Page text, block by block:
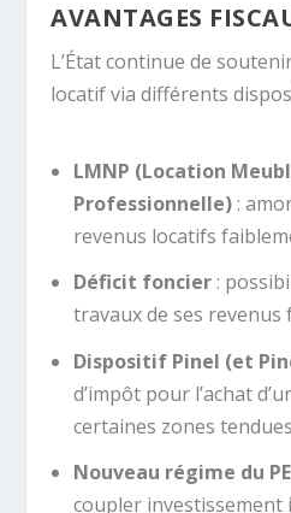
AVANTAGES
L’État continue de
locatif via différents
LMNP (Location
Professionnelle):
revenus locatifs
Déficit foncier:
travaux de ses revenus
Dispositif Pinel (et
d’impôt pour l’achat
certaines zones
Nouveau régime du
coupler investissement